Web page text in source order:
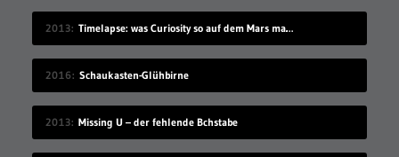
2013 Timelapse: was Curiosity so auf dem Mars macht
2016 Schaukasten-Glühbirne
2013 Missing U – der fehlende Bchstabe